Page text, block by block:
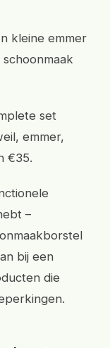
kleine emmer
set
emmer,
€35.
–
bij een
die